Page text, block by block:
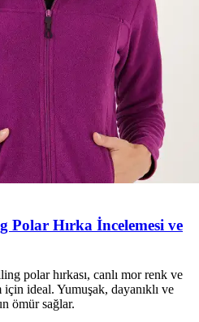
Hırka İncelemesi ve
polar hırkası, canlı mor renk ve
için ideal. Yumuşak, dayanıklı ve
ömür sağlar.